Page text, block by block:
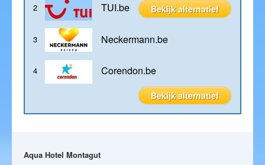
2 TUI.be Bekijk alternatief
3 Neckermann.be
4 Corendon.be
Bekijk alternatief
Aqua Hotel Montagut